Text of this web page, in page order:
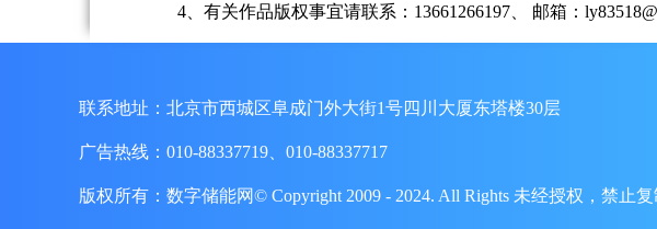
4、有关作品版权事宜请联系：13661266197、 邮箱：
联系地址：北京市西城区阜成门外大街1号四川大厦东塔楼30层
广告热线：010-88337719、010-88337717
版权所有：数字储能网© Copyright 2009 - 2024. All Rights 未经授权，禁止